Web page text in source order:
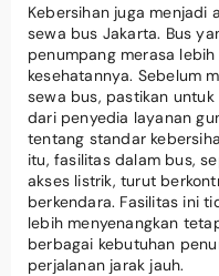
Kebersihan juga menjadi
sewa bus Jakarta. Bus
penumpang merasa
kesehatannya. Sebelum
sewa bus, pastikan
dari penyedia layanan
tentang standar
itu, fasilitas dalam bus,
akses listrik, turut
berkendara. Fasilitas ini
lebih menyenangkan
berbagai kebutuhan
perjalanan jarak jauh.